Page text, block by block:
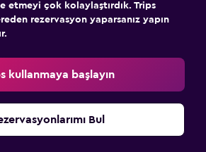
etmeyi çok kolaylaştırdık. Trips
rezervasyon yaparsanız yapın
kullanmaya başlayın
Bul